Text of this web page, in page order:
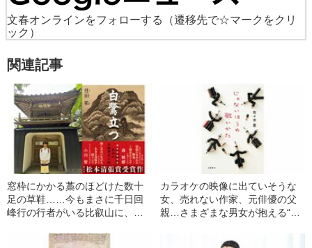
文春オンラインをフォローする
（遷移先で☆マークをクリ
ック）
関連記事
窓枠にかかる藁のほどけた数十
足の草鞋……今もまさに千日回
峰行の行者がいる比叡山に、比
ーが決まった小説家が行ってみ
カラオケの映像に出ていそうな
女、売れない作家、元俳優の父
親…さまざまな男女が抱える“だ